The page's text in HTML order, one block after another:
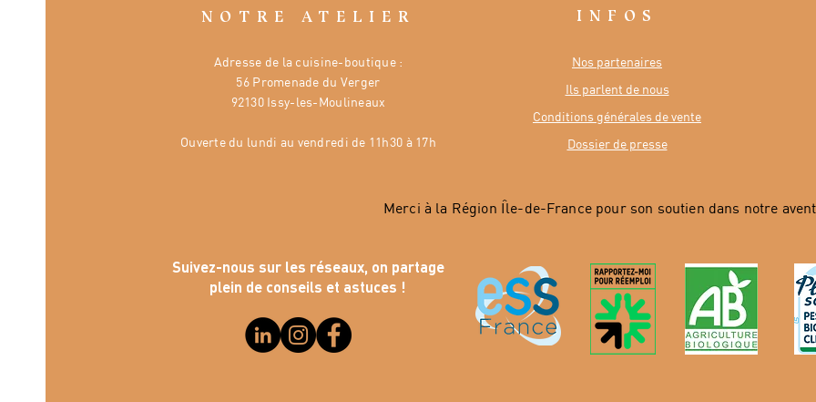
NOTRE ATELIER
Adresse de la cuisine-boutique :
56 Promenade du Verger
92130 Issy-les-Moulineaux
Ouverte du lundi au vendredi de 11h30 à 17h
INFOS
Nos partenaires
Ils parlent de nous
Conditions générales de vente
Dossier de presse
Merci à la Région Île-de-France pour son soutien dans notre
Suivez-nous sur les réseaux, on partage
plein de conseils et astuces !